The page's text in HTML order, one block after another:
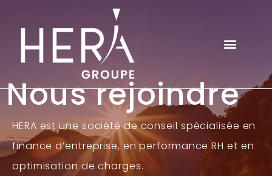
Nous rejoindre
HERA est une société de conseil spécialisée en
finance d’entreprise, en performance RH et en
optimisation de charges.